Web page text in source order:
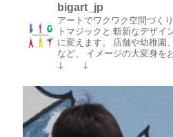
bigart_jp
アートでワクワク空間づくり
トマジックと 斬新なデザイ
に変えます。
店舗や幼稚園
など、
イメージの大変身を
↓ ↓